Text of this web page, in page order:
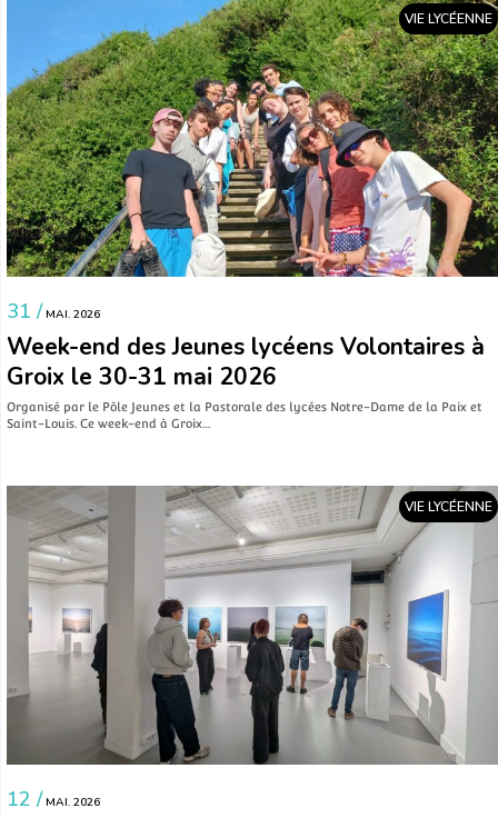
VIE LYCÉENNE
31 / MAI. 2026
Week-end des Jeunes lycéens Volontaires à
Groix le 30-31 mai 2026
Organisé par le Pôle Jeunes et la Pastorale des lycées Notre-Dame de la Paix et
Saint-Louis. Ce week-end à Groix…
VIE LYCÉENNE
12 / MAI. 2026